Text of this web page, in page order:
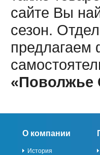
сайте Вы
сезон.
предлагаем
«Поволжье
О компании
История